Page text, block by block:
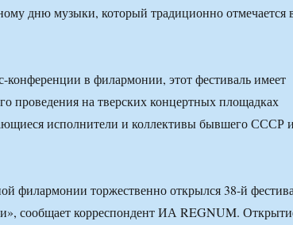
дню музыки, который традиционно отмечается
конференции в филармонии, этот фестиваль имеет
проведения на тверских концертных площадках
исполнители и коллективы бывшего СССР и
филармонии торжественно открылся 38-й
сообщает корреспондент ИА REGNUM.